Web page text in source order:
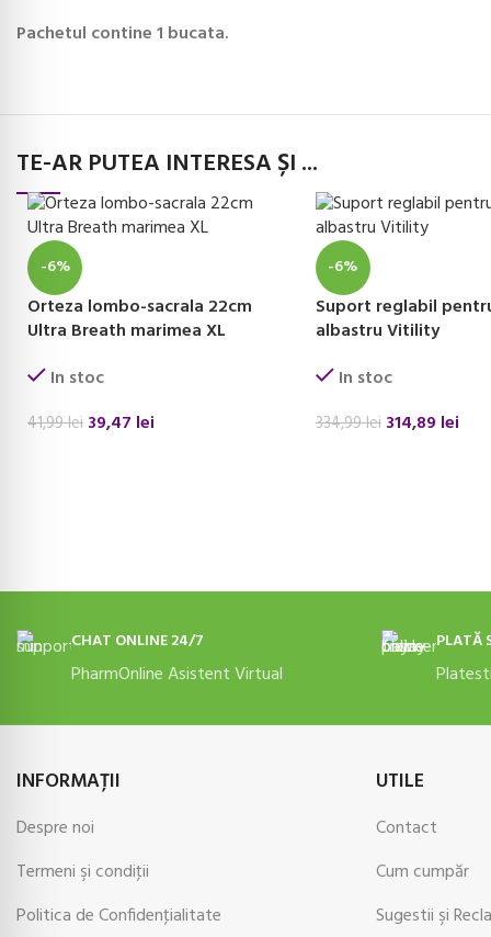
Pachetul contine 1 bucata.
TE-AR PUTEA INTERESA ȘI ...
-6%
Orteza lombo-sacrala 22cm
Ultra Breath marimea XL
In stoc
41,99lei 39,47 lei
-6%
Suport reglabil
albastru Vitility
In stoc
334,99lei 314,89 lei
CHAT ONLINE 24/7
PharmOnline Asistent Virtual
PLATĂ
INFORMAŢII
Despre noi
Termeni şi condiţii
Politica de Confidenţialitate
UTILE
Contact
Cum cumpăr
Sugestii şi